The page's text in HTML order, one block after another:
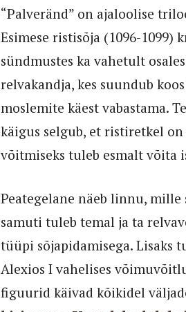
“Palveränd” on ajaloolise
Esimese ristisõja (1096-
sündmustes ka vahetult
relvakandja, kes suundub
moslemite käest vabastama.
käigus selgub, et ristiretkel
võitmiseks tuleb esmalt võita
Peategelane näeb linnu,
samuti tuleb temal ja ta
tüüpi sõjapidamisega. Lisaks
Alexios I vahelises
figuurid käivad kõikidel